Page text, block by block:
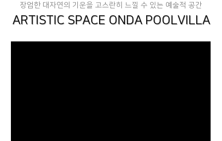
장엄한 대자연의 기운을 고스란히 느낄 수 있는 예술적 공간
ARTISTIC SPACE ONDA POOLVILLA